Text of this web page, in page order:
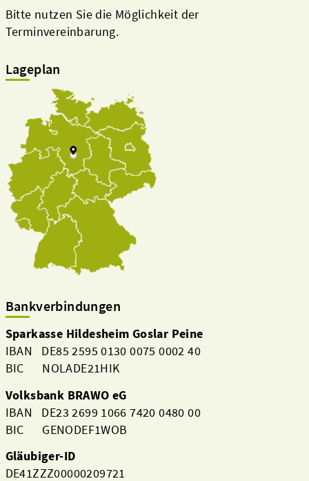
Aktuelles
Bitte nutzen Sie die Möglichkeit der
Terminvereinbarung.
Lageplan
Bankverbindungen
Sparkasse Hildesheim Goslar Peine
IBAN DE85 2595 0130 0075 0002 40
BIC NOLADE21HIK
Volksbank BRAWO eG
IBAN DE23 2699 1066 7420 0480 00
BIC GENODEF1WOB
Gläubiger-ID
DE41ZZZ00000209721